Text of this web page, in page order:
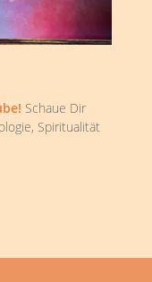
Schaue Dir
Spiritualität